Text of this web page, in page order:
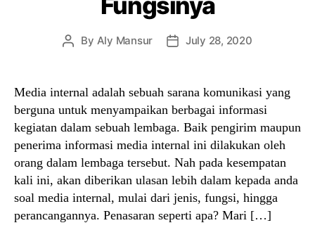
Post
By Aly Mansur
PostJuly 28, 2020
Media internal adalah sebuah sarana komunikasi yang
berguna untuk menyampaikan berbagai informasi
kegiatan dalam sebuah lembaga. Baik pengirim maupun
penerima informasi media internal ini dilakukan oleh
orang dalam lembaga tersebut. Nah pada kesempatan
kali ini, akan diberikan ulasan lebih dalam kepada anda
soal media internal, mulai dari jenis, fungsi, hingga
perancangannya. Penasaran seperti apa? Mari […]